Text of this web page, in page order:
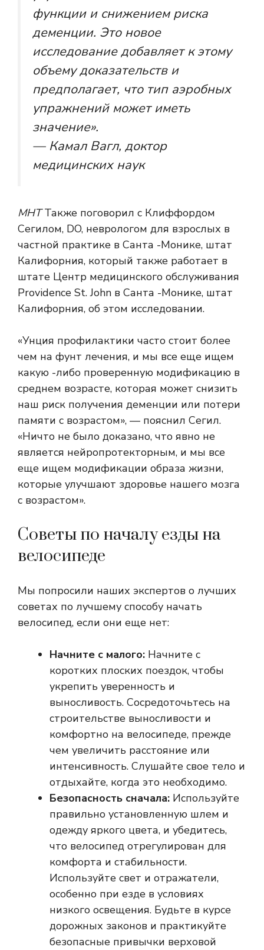
функции и снижением риска
деменции. Это новое
исследование добавляет к этому
объему доказательств и
предполагает, что тип аэробных
упражнений может иметь
значение».
— Камал Вагл, доктор
медицинских наук
МНТТакже поговорил с Клиффордом
Сегилом, DO, неврологом для взрослых в
частной практике в Санта -Монике, штат
Калифорния, который также работает в
штате Центр медицинского обслуживания
Providence St. John в Санта -Монике, штат
Калифорния, об этом исследовании.
«Унция профилактики часто стоит более
чем на фунт лечения, и мы все еще ищем
какую -либо проверенную модификацию в
среднем возрасте, которая может снизить
наш риск получения деменции или потери
памяти с возрастом», — пояснил Сегил.
«Ничто не было доказано, что явно не
является нейропротекторным, и мы все
еще ищем модификации образа жизни,
которые улучшают здоровье нашего мозга
с возрастом».
Советы по началу езды на
велосипеде
Мы попросили наших экспертов о лучших
советах по лучшему способу начать
велосипед, если они еще нет:
Начните с малого: Начните с
коротких плоских поездок, чтобы
укрепить уверенность и
выносливость. Сосредоточьтесь на
строительстве выносливости и
комфортно на велосипеде, прежде
чем увеличить расстояние или
интенсивность. Слушайте свое тело и
отдыхайте, когда это необходимо.
Безопасность сначала: Используйте
правильно установленную шлем и
одежду яркого цвета, и убедитесь,
что велосипед отрегулирован для
комфорта и стабильности.
Используйте свет и отражатели,
особенно при езде в условиях
низкого освещения. Будьте в курсе
дорожных законов и практикуйте
безопасные привычки верховой